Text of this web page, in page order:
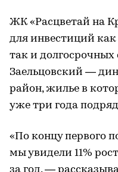
ЖК «Расцветай на
для инвестиций
так и долгосрочных
Заельцовский —
район, жилье в
уже три года
«По концу первого
мы увидели 11%